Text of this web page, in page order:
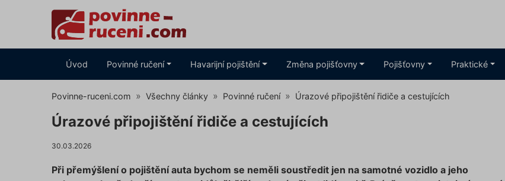
Úvod Povinné ručení Havarijní pojištění Změna pojišťovny Pojišťovny Praktické
Povinne-ruceni.com Všechny články Povinné ručení Úrazové připojištění řidiče a cestujících
Úrazové připojištění řidiče a cestujících
30.03.2026
Při přemýšlení o pojištění auta bychom se neměli soustředit jen na samotné vozidlo a jeho